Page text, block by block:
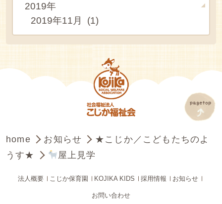
2019年
2019年11月 (1)
home お知らせ
★こじか／こどもたちのよ
うす★
屋上見学
法人概要 こじか保育園 KOJIKA KIDS 採用情報 お知らせ
お問い合わせ